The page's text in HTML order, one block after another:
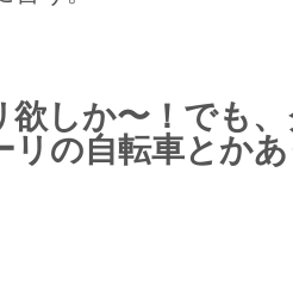
欲しか〜！でも
リの自転車とか